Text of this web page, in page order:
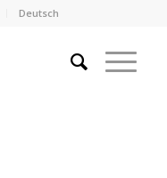
Deutsch